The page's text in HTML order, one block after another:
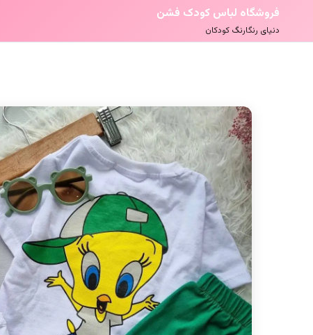
فروشگاه لباس کودک فشن
دنیای رنگارنگ کودکان